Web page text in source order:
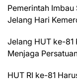
Pemerintah
Jelang Hari
Jelang HUT ke-81
Menjaga
HUT RI ke-81